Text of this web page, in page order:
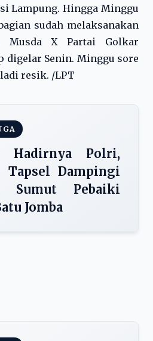
Lampung. Hingga Minggu
sudah melaksanakan
Musda X Partai Golkar
digelar Senin. Minggu sore
resik. /LPT
Hadirnya Polri,
Tapsel Dampingi
Sumut Pebaiki
Jomba